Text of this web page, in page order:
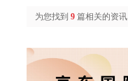
为您找到 9 篇相关的资讯